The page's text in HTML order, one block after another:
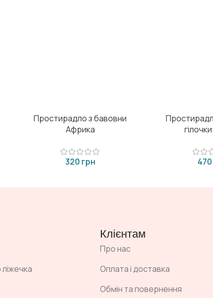
Простирадло з бавовни
Африка
грн
Клієнтам
Про нас
Оплата і доставка
Обмін та повернення